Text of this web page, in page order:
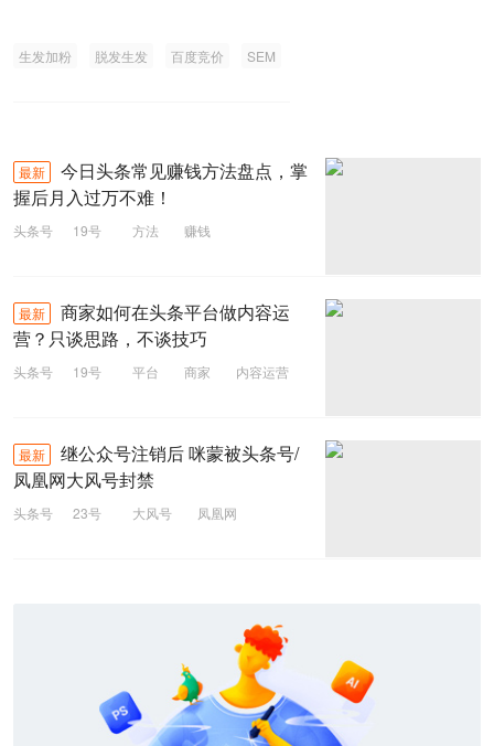
生发加粉 脱发生发 百度竞价 SEM
最新
今日头条常见赚钱方法盘点，掌
握后月入过万不难！
头条号 19号 方法
赚钱
最新
商家如何在头条平台做内容运
营？只谈思路，不谈技巧
头条号 19号 平台 商家
内容运营
最新
继公众号注销后 咪蒙被头条号/
凤凰网大风号封禁
头条号 23号 大风号
凤凰网